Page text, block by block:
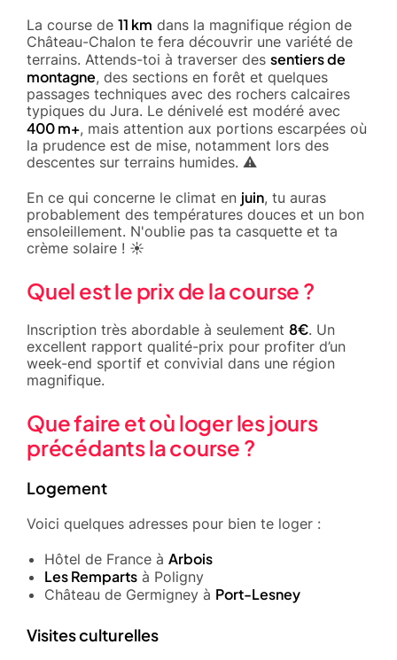
La course de 11 km dans la magnifique région de
Château-Chalon te fera découvrir une variété de
terrains. Attends-toi à traverser des sentiers de
montagne, des sections en forêt et quelques
passages techniques avec des rochers calcaires
typiques du Jura. Le dénivelé est modéré avec
400 m+, mais attention aux portions escarpées où
la prudence est de mise, notamment lors des
descentes sur terrains humides. ⚠️
En ce qui concerne le climat en juin, tu auras
probablement des températures douces et un bon
ensoleillement. N'oublie pas ta casquette et ta
crème solaire ! ☀️
Quel est le prix de la course ?
Inscription très abordable à seulement 8€. Un
excellent rapport qualité-prix pour profiter d’un
week-end sportif et convivial dans une région
magnifique.
Que faire et où loger les jours
précédants la course ?
Logement
Voici quelques adresses pour bien te loger :
Hôtel de France à Arbois
Les Remparts à Poligny
Château de Germigney à Port-Lesney
Visites culturelles